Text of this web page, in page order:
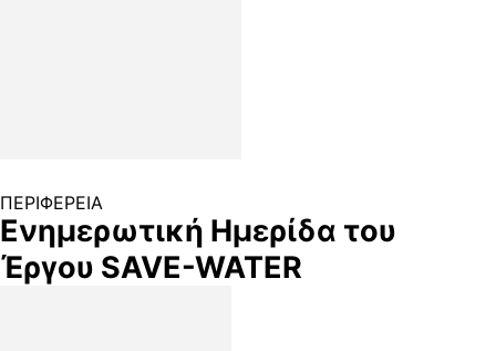
ΠΕΡΙΦΕΡΕΙΑ
Ενημερωτική Ημερίδα του
Έργου SAVE-WATER